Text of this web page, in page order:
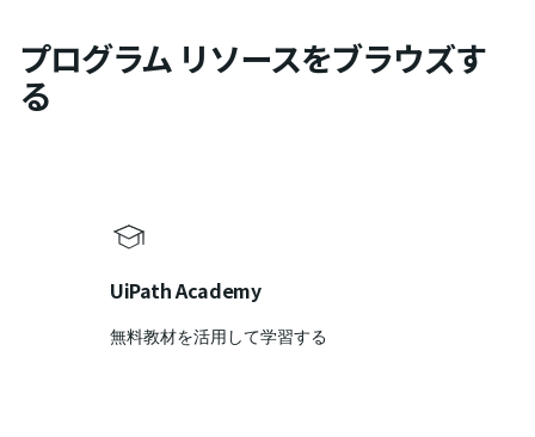
プログラム リソースをブラウズす
る
UiPath Academy
無料教材を活用して学習する